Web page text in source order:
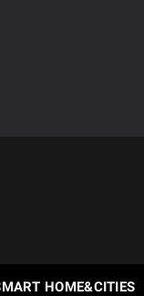
HOME&CITIES